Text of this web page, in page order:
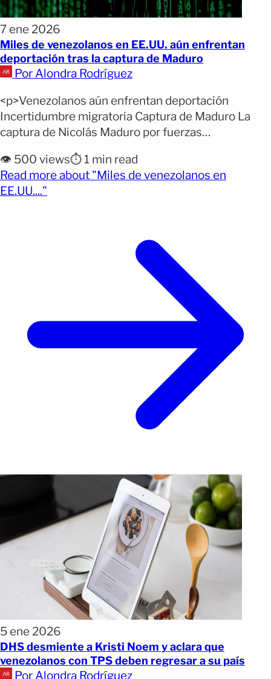
7 ene 2026
Miles de venezolanos en EE.UU. aún enfrentan
deportación tras la captura de Maduro
Por Alondra Rodríguez
<p>Venezolanos aún enfrentan deportación
Incertidumbre migratoria Captura de Maduro La
captura de Nicolás Maduro por fuerzas
capítulo político para Venezuela, pero dejó a
cientos de miles de venezolanos en Estados
Unidos atrapados en una profunda incertidumbre
👁️ 500 views⏱️ 1 min read
Read more about "Miles de venezolanos en
EE.UU...."
5 ene 2026
DHS desmiente a Kristi Noem y aclara que
venezolanos con TPS deben regresar a su país
Por Alondra Rodríguez